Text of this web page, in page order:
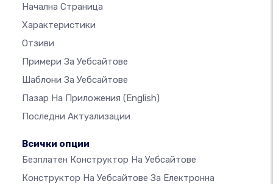
Начална Страница
Характеристики
Отзиви
Примери За Уебсайтове
Шаблони За Уебсайтове
Пазар На Приложения (English)
Последни Актуализации
Всички опции
Безплатен Конструктор На Уебсайтове
Конструктор На Уебсайтове За Електронна